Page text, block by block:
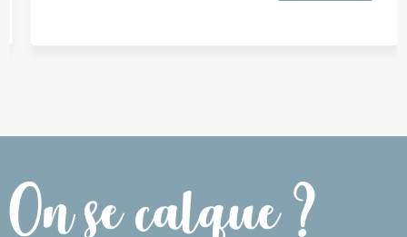
On se calque ?